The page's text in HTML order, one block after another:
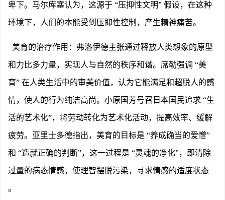
卑下。马尔库塞认为，这源于 “压抑性文明” 假设，在这种
环境下，人们的本能受到压抑性控制，产生精神痛苦。
美育的治疗作用：弗洛伊德主张通过释放人类想象的原型
和力比多力量，实现人与自然的秩序和谐。席勒强调 “美
育” 在人类生活中的审美价值，认为它能满足和超脱人的感
情，使人的行为纯洁高尚。小原国芳号召日本国民追求 “生
活的艺术化”，将劳动转化为艺术化活动，提高效率、缓解
疲劳。亚里士多德指出，美育的目标是 “养成确当的爱憎”
和 “造就正确的判断”，这一过程是 “灵魂的净化”，即清除
过量的病态情感，使理智摆脱污染，寻求情感的适度状态
。